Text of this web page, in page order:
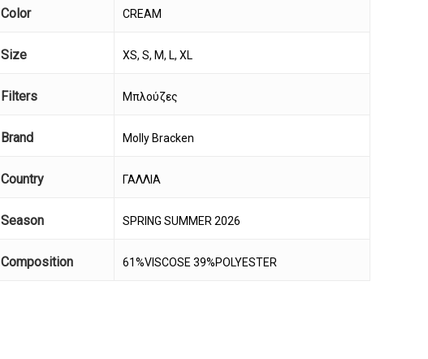
Color CREAM
Size XS, S, M, L, XL
Filters Μπλούζες
Brand Molly Bracken
Country ΓΑΛΛΙΑ
Season SPRING SUMMER 2026
Composition 61%VISCOSE 39%POLYESTER